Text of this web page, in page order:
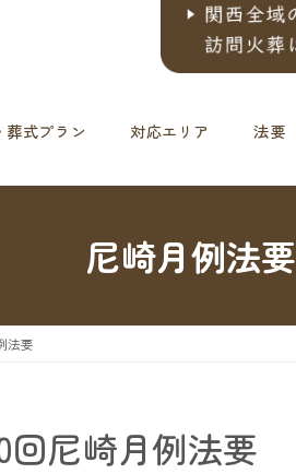
葬式プラン 対応エリア 法要
尼崎月例法要
法要
尼崎月例法要